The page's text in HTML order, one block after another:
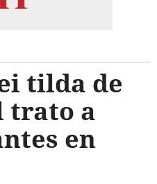
tilda de
trato a
en